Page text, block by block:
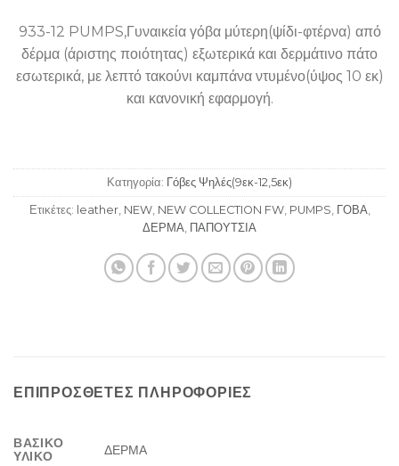
933-12 PUMPS,Γυναικεία γόβα μύτερη(ψίδι-φτέρνα) από
δέρμα (άριστης ποιότητας) εξωτερικά και δερμάτινο πάτο
εσωτερικά, με λεπτό τακούνι καμπάνα ντυμένο(ύψος 10 εκ)
και κανονική εφαρμογή.
Κατηγορία: Γόβες Ψηλές(9εκ-12,5εκ)
Ετικέτες: leather, NEW, NEW COLLECTION FW, PUMPS, ΓΟΒΑ,
ΔΕΡΜΑ, ΠΑΠΟΥΤΣΙΑ
ΕΠΙΠΡΌΣΘΕΤΕΣ ΠΛΗΡΟΦΟΡΊΕΣ
ΒΑΣΙΚΟ
ΥΛΙΚΟ
ΔΕΡΜΑ